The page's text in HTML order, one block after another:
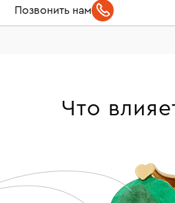
Позвонить нам
Что